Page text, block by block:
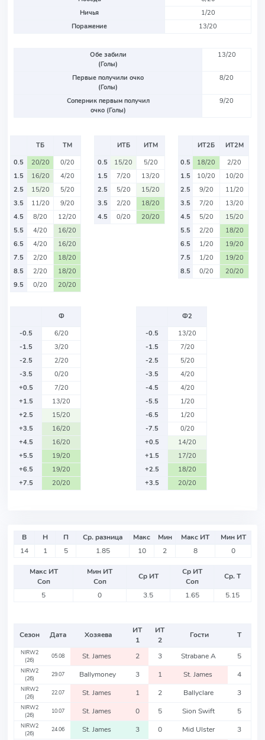
Ничья
1/20
Поражение
13/20
Обе забили
(Голы)
13/20
Первые получили очко
(Голы)
8/20
Соперник первым получил
очко (Голы)
9/20
ТБ
ТМ
0.5
20/20
0/20
1.5
16/20
4/20
2.5
15/20
5/20
3.5
11/20
9/20
4.5
8/20
12/20
5.5
4/20
16/20
6.5
4/20
16/20
7.5
2/20
18/20
8.5
2/20
18/20
9.5
0/20 20/20
ИТБ
ИТМ
0.5
15/20
5/20
1.5
7/20
13/20
2.5
5/20
15/20
3.5
2/20
18/20
4.5
0/20 20/20
ИТ2Б
ИТ2М
0.5
18/20
2/20
1.5
10/20
10/20
2.5
9/20
11/20
3.5
7/20
13/20
4.5
5/20
15/20
5.5
2/20
18/20
6.5
1/20
19/20
7.5
1/20
19/20
8.5
0/20 20/20
Ф
-0.5
6/20
-1.5
3/20
-2.5
2/20
-3.5
0/20
+0.5
7/20
+1.5
13/20
+2.5
15/20
+3.5
16/20
+4.5
16/20
+5.5
19/20
+6.5
19/20
+7.5
20/20
Ф2
-0.5
13/20
-1.5
7/20
-2.5
5/20
-3.5
4/20
-4.5
4/20
-5.5
1/20
-6.5
1/20
-7.5
0/20
+0.5
14/20
+1.5
17/20
+2.5
18/20
+3.5
20/20
В Н П Ср. разница Макс Мин Макс ИТ
Мин ИТ
14
1 5 1.85 10 2 8 0
Макс ИТ
Соп
Мин ИТ
Соп
Ср ИТ
Ср ИТ
Соп
Ср. Т
5
0 3.5 1.65 5.15
Сезон Дата Хозяева
ИТ
1
ИТ
2
Гости Т
NIRW2
(26)
05.08 St. James 2 3 Strabane A 5
NIRW2
(26)
29.07 Ballymoney 3 1 St. James 4
NIRW2
(26)
22.07 St. James 1 2 Ballyclare 3
NIRW2
(26)
10.07 St. James 0 5 Sion Swift 5
NIRW2
(26)
24.06 St. James 3 0 Mid Ulster 3